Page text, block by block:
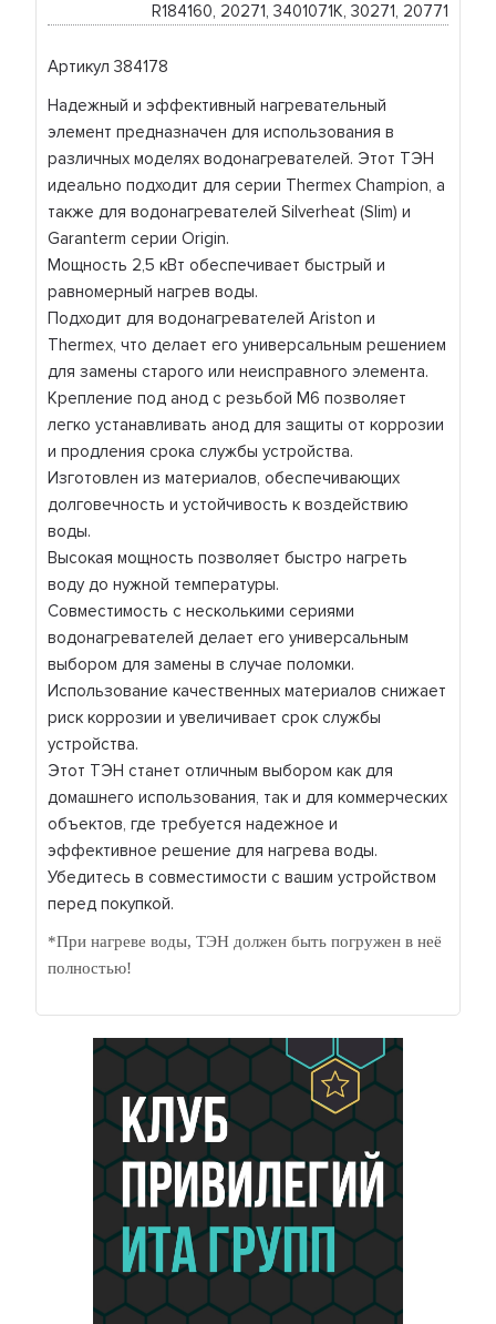
Артикул 384178
Надежный и эффективный нагревательный
элемент предназначен для использования в
различных моделях водонагревателей. Этот ТЭН
идеально подходит для серии Thermex Champion, а
также для водонагревателей Silverheat (Slim) и
Garanterm серии Origin.
Мощность 2,5 кВт обеспечивает быстрый и
равномерный нагрев воды.
Подходит для водонагревателей Ariston и
Thermex, что делает его универсальным решением
для замены старого или неисправного элемента.
Крепление под анод с резьбой М6 позволяет
легко устанавливать анод для защиты от коррозии
и продления срока службы устройства.
Изготовлен из материалов, обеспечивающих
долговечность и устойчивость к воздействию
воды.
Высокая мощность позволяет быстро нагреть
воду до нужной температуры.
Совместимость с несколькими сериями
водонагревателей делает его универсальным
выбором для замены в случае поломки.
Использование качественных материалов снижает
риск коррозии и увеличивает срок службы
устройства.
Этот ТЭН станет отличным выбором как для
домашнего использования, так и для коммерческих
объектов, где требуется надежное и
эффективное решение для нагрева воды.
Убедитесь в совместимости с вашим устройством
перед покупкой.
*При нагреве воды, ТЭН должен быть погружен в неё
полностью!
R184160, 20271, 3401071К, 30271, 20771